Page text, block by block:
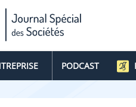
PODCAST